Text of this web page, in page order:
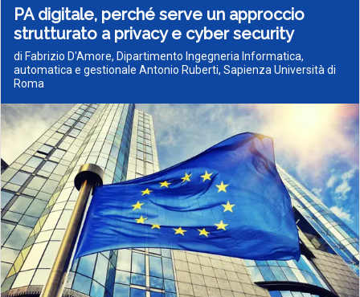
PA digitale, perché serve un approccio
strutturato a privacy e cyber security
di Fabrizio D'Amore, Dipartimento Ingegneria Informatica,
automatica e gestionale Antonio Ruberti, Sapienza Università di
Roma